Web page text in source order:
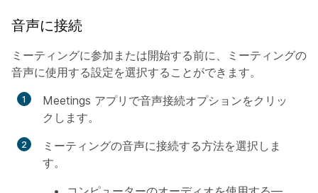
音声に接続
ミーティングに参加または開始する前に、ミーティングの
音声に使用する設定を選択することができます。
Meetings アプリで音声接続オプションをクリッ
クします。
ミーティングの音声に接続する方法を選択しま
す。